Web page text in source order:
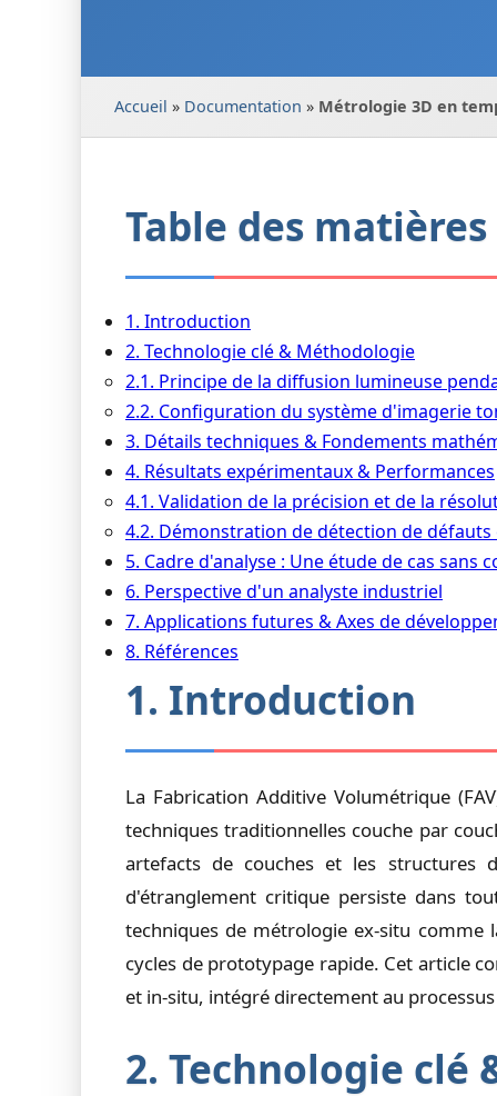
Accueil » Documentation » Métrologie 3D en
Table des matières
1. Introduction
2. Technologie clé & Méthodologie
2.1. Principe de la diffusion lumineuse
2.2. Configuration du système d'imagerie
3. Détails techniques & Fondements
4. Résultats expérimentaux & Performances
4.1. Validation de la précision et de la
4.2. Démonstration de détection de
5. Cadre d'analyse : Une étude de cas sans
6. Perspective d'un analyste industriel
7. Applications futures & Axes de
8. Références
1. Introduction
La Fabrication Additive Volumétrique
techniques traditionnelles couche par
artefacts de couches et les structures
d'étranglement critique persiste dans
techniques de métrologie ex-situ
cycles de prototypage rapide. Cet article
et in-situ, intégré directement au
2. Technologie clé